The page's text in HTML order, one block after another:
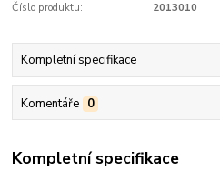
Číslo produktu: 2013010
Kompletní specifikace
Komentáře 0
Kompletní specifikace